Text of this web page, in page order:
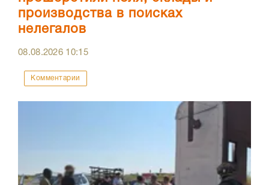
производства в поисках
нелегалов
08.08.2026 10:15
Комментарии